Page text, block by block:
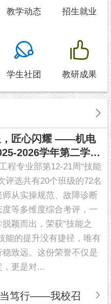
教学动态 招生就业
学生社团 教研成果
，匠心闪耀 ——机电
2026学年第二学期
采展
程专业部第12-21周“技能
评选共有20个班级的72名
从实操规范、故障诊断
等多维度综合考评，一
颖而出，荣获“技能之
能的提升没有捷径，唯有
致远。这份荣誉不仅是
更是对...